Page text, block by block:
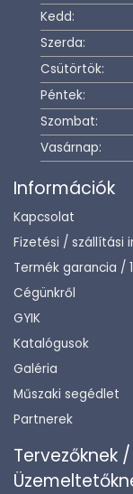
Kedd:
Szerda:
Csütörtök:
Péntek:
Szombat:
Vasárnap:
Információk
Kapcsolat
Fizetési / szállítási
Termék garancia /
Cégünkről
GYIK
Katalógusok
Galéria
Műszaki segédlet
Partnerek
Tervezőknek